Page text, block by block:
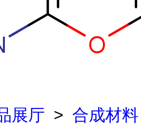
展厅 > 合成材料